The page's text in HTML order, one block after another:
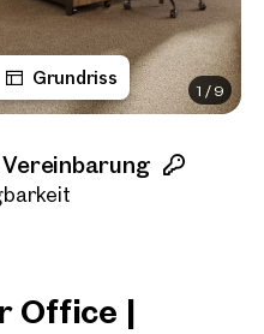
Grundriss
1 /9
Office |
Titel(optional)
Vorname
Nachname